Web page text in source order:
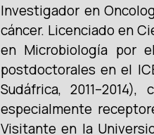
Investigador en
cáncer. Licenciado en
en Microbiología por
postdoctorales en el
Sudáfrica,
especialmente
Visitante en la